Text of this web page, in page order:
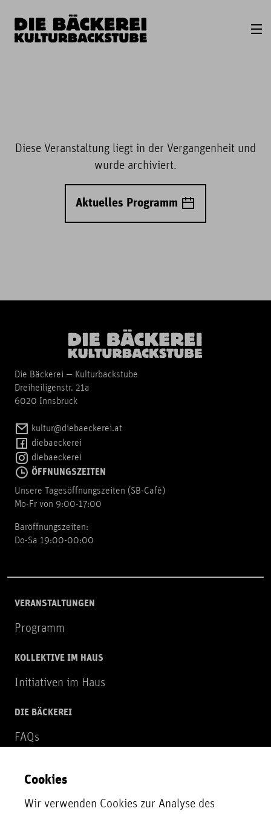
Diese Veranstaltung liegt in der Vergangenheit und
wurde archiviert.
Aktuelles Programm
Die Bäckerei — Kulturbackstube
Dreiheiligenstr. 21a
6020 Innsbruck
kultur@diebaeckerei.at
diebaeckerei
diebaeckerei
ÖFFNUNGSZEITEN
Unsere Tagesöffnungszeiten (SB-Cafè)
Mo-Fr von 9:00-17:00
Baröffnungszeiten:
Do-Sa 19:00-00:00
VERANSTALTUNGEN
Programm
KOLLEKTIVE IM HAUS
Initiativen im Haus
DIE BÄCKEREI
FAQs
NEWSLETTER
Zur Newsletter Anmeldung
Cookies
Wir verwenden Cookies zur Analyse des